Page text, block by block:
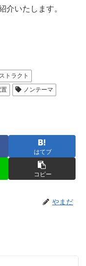
介いたします。
トラクト
ノンテーマ
はてブ
コピー
やまだ